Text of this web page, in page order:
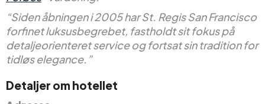
“Siden åbningen i 2005 har St. Regis San Francisco
forfinet luksusbegrebet, fastholdt sit fokus på
detaljeorienteret service og fortsat sin tradition for
tidløs elegance.”
Detaljer om hotellet